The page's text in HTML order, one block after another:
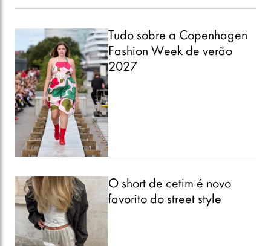
Tudo sobre a Copenhagen
Fashion Week de verão
2027
O short de cetim é novo
favorito do street style